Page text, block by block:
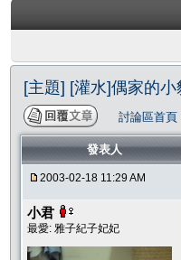
[主題] [灌水]偶家的
討論區首頁
發表人
2003-02-18 11:29 AM
小君
最愛: 雅子紀子妃妃